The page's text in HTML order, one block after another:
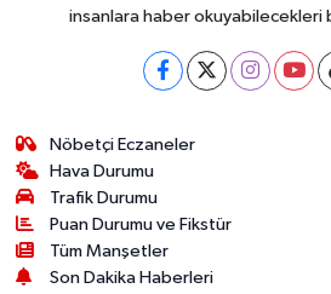
insanlara haber okuyabilecekleri
Nöbetçi Eczaneler
Hava Durumu
Trafik Durumu
Puan Durumu ve Fikstür
Tüm Manşetler
Son Dakika Haberleri